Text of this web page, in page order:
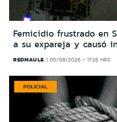
Femicidio frustrado en
a su expareja y causó
REDMAULE 05/08/2026 - 17:26 HRS
POLICIAL